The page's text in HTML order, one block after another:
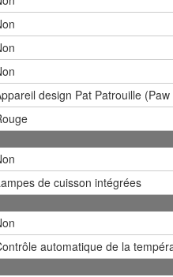
design Pat Patrouille
de cuisson intégrées
automatique de la